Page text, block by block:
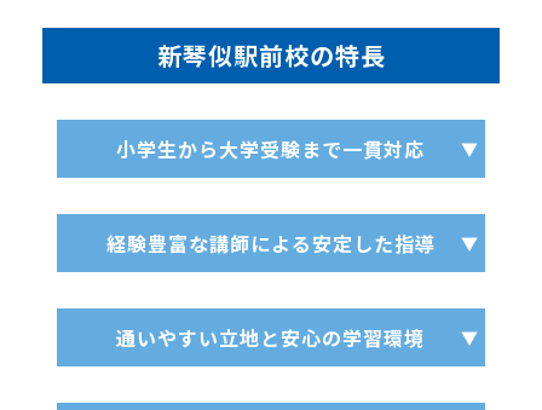
新琴似駅前校の特長
小学生から大学受験まで一貫対応
経験豊富な講師による安定した指導
通いやすい立地と安心の学習環境